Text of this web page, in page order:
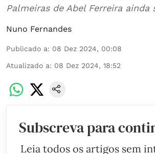
Palmeiras de Abel Ferreira ainda
Nuno Fernandes
Publicado a: 08 Dez 2024, 00:08
Atualizado a: 08 Dez 2024, 18:52
Subscreva para
Leia todos os artigos sem